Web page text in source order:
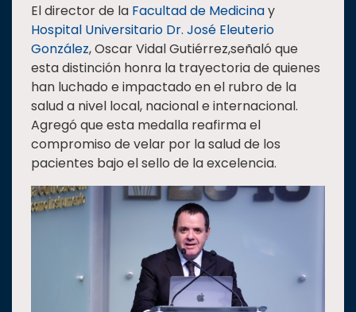
El director de la Facultad de Medicinay
Hospital Universitario Dr. José Eleuterio
González, Oscar Vidal Gutiérrez,señaló que
esta distinción honra la trayectoria de quienes
han luchado e impactado en el rubro de la
salud a nivel local, nacional e internacional.
Agregó que esta medalla reafirma el
compromiso de velar por la salud de los
pacientes bajo el sello de la excelencia.